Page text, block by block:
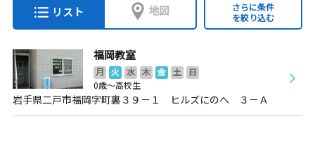
リスト 地図
さらに条件
を絞り込む
福岡教室
月 火 水 木 金 土
日
0歳～高校生
岩手県二戸市福岡字町裏３９－１ ヒルズにのへ ３－Ａ